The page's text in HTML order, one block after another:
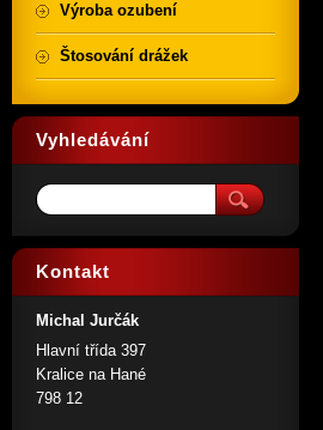
Výroba ozubení
Štosování drážek
Vyhledávání
Kontakt
Michal Jurčák
Hlavní třída 397
Kralice na Hané
798 12